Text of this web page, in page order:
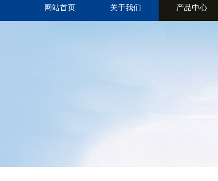
网站首页 关于我们 产品中心